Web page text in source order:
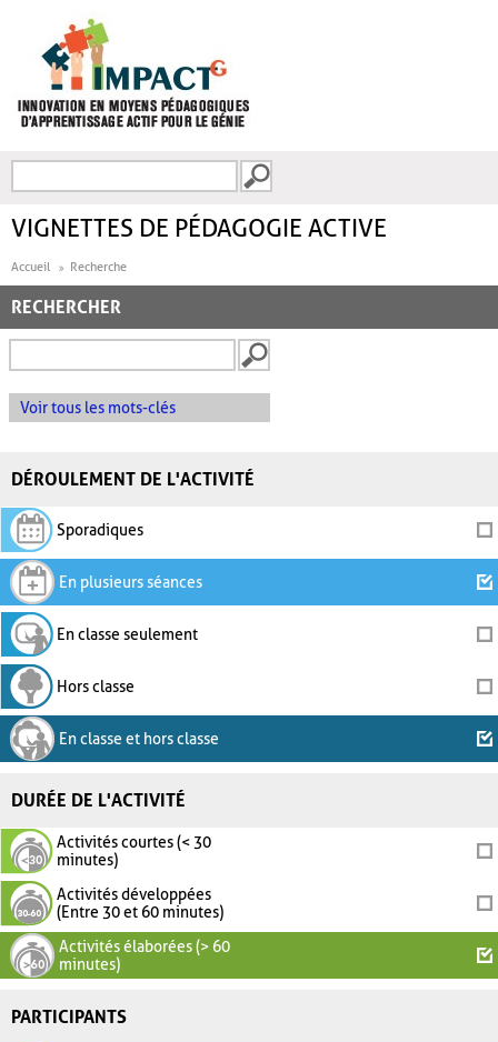
FORMULAIRE DE
VIGNETTES DE PÉDAGOGIE ACTIVE
Accueil Recherche
RECHERCHER
Voir tous les mots-clés
DÉROULEMENT DE L'ACTIVITÉ
Sporadiques
En plusieurs séances
En classe seulement
Hors classe
En classe et hors classe
DURÉE DE L'ACTIVITÉ
Activités courtes (< 30
minutes)
Activités développées
(Entre 30 et 60 minutes)
Activités élaborées (> 60
minutes)
PARTICIPANTS